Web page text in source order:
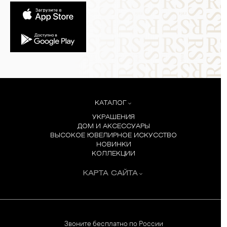
КАТАЛОГ
УКРАШЕНИЯ
ДОМ И АКСЕССУАРЫ
ВЫСОКОЕ ЮВЕЛИРНОЕ ИСКУССТВО
НОВИНКИ
КОЛЛЕКЦИИ
КАРТА САЙТА
Звоните бесплатно по России